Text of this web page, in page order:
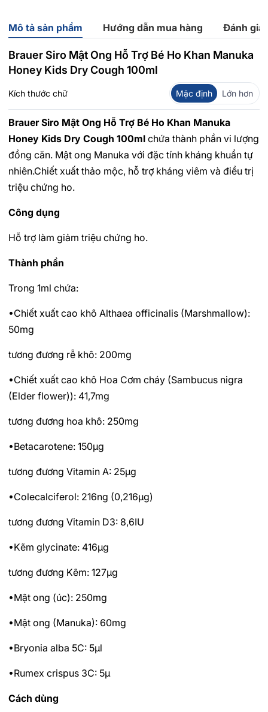
Mô tả sản phẩm Hướng dẫn mua hàng Đánh giá
Brauer Siro Mật Ong Hỗ Trợ Bé Ho Khan Manuka
Honey Kids Dry Cough 100ml
Kích thước chữ Mặc định Lớn hơn
Brauer Siro Mật Ong Hỗ Trợ Bé Ho Khan Manuka
Honey Kids Dry Cough 100ml chứa thành phần vi lượng
đồng căn. Mật ong Manuka với đặc tính kháng khuẩn tự
nhiên.Chiết xuất thảo mộc, hỗ trợ kháng viêm và điều trị
triệu chứng ho.
Công dụng
Hỗ trợ làm giảm triệu chứng ho.
Thành phần
Trong 1ml chứa:
•Chiết xuất cao khô Althaea officinalis (Marshmallow):
50mg
tương đương rễ khô: 200mg
•Chiết xuất cao khô Hoa Cơm cháy (Sambucus nigra
(Elder flower)): 41,7mg
tương đương hoa khô: 250mg
•Betacarotene: 150µg
tương đương Vitamin A: 25µg
•Colecalciferol: 216ng (0,216µg)
tương đương Vitamin D3: 8,6IU
•Kẽm glycinate: 416µg
tương đương Kẽm: 127µg
•Mật ong (úc): 250mg
•Mật ong (Manuka): 60mg
•Bryonia alba 5C: 5µl
•Rumex crispus 3C: 5µ
Cách dùng